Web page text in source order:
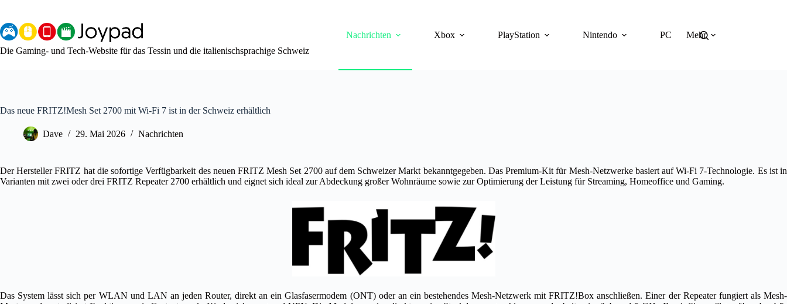
springen
Die Gaming- und Tech-Website für das Tessin und die italienischsprachige Schweiz
Nachrichten Xbox PlayStation Nintendo PC Mehr
Das neue FRITZ!Mesh Set 2700 mit Wi-Fi 7 ist in der Schweiz erhältlich
Dave 29. Mai 2026 Nachrichten
Der Hersteller FRITZ hat die sofortige Verfügbarkeit des neuen FRITZ Mesh Set 2700 auf dem Schweizer Markt bekanntgegeben. Das Premium-Kit für Mesh-Netzwerke basiert auf Wi-Fi 7-Technologie. Es ist in
Varianten mit zwei oder drei FRITZ Repeater 2700 erhältlich und eignet sich ideal zur Abdeckung großer Wohnräume sowie zur Optimierung der Leistung für Streaming, Homeoffice und Gaming.
Das System lässt sich per WLAN und LAN an jeden Router, direkt an ein Glasfasermodem (ONT) oder an ein bestehendes Mesh-Netzwerk mit FRITZ!Box anschließen. Einer der Repeater fungiert als Mesh-